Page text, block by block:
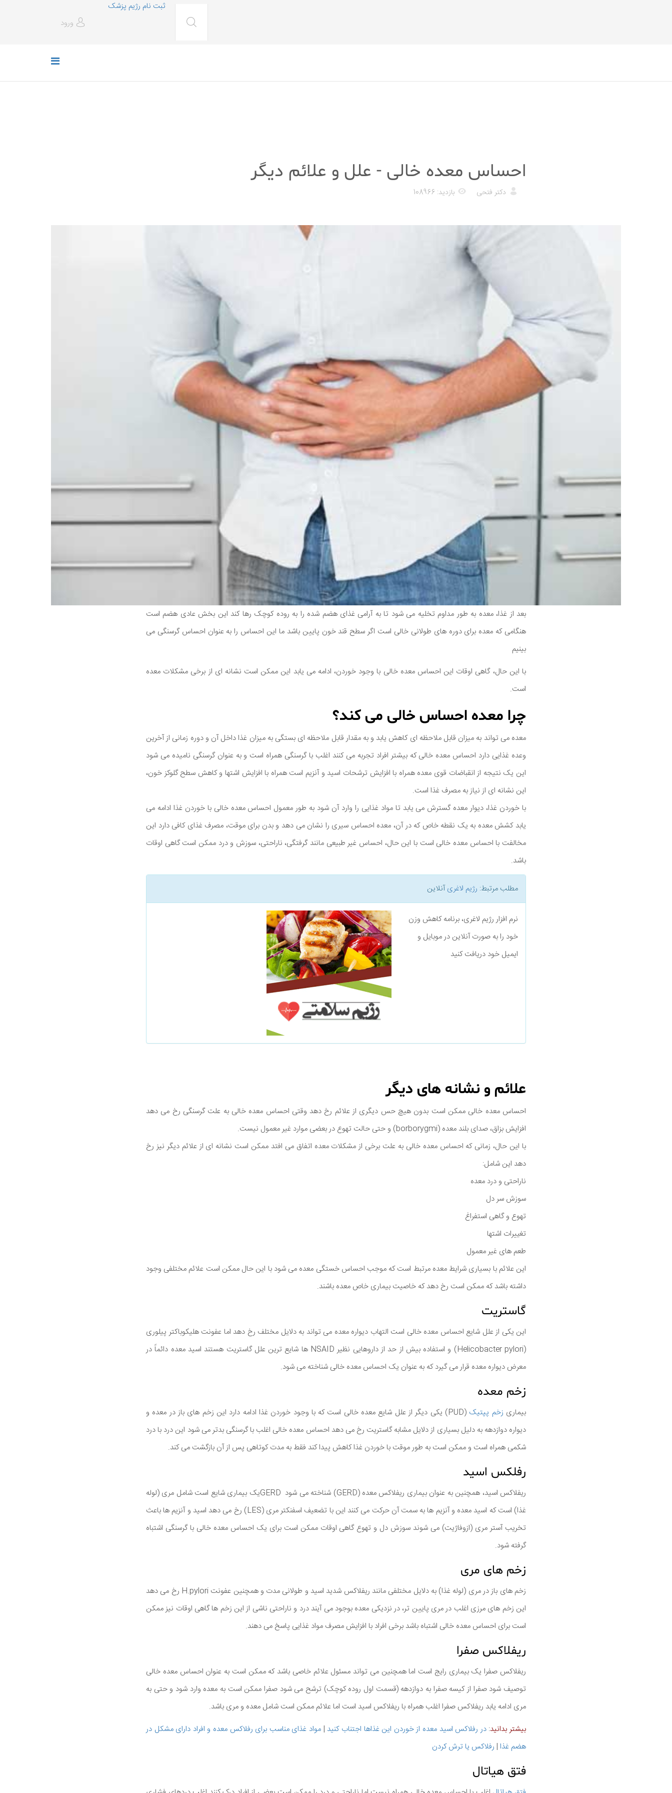
ثبت نام رژیم پزشک
ورود
احساس معده خالی - علل و علائم دیگر
دکتر فتحی بازدید: 108966
بعد از غذا، معده به طور مداوم تخلیه می شود تا به آرامی غذای هضم شده را به روده کوچک رها کند این بخش عادی هضم است
هنگامی که معده برای دوره های طولانی خالی است اگر سطح قند خون پایین باشد ما این احساس را به عنوان احساس گرسنگی می
بینیم
با این حال، گاهی اوقات این احساس معده خالی با وجود خوردن، ادامه می یابد این ممکن است نشانه ای از برخی مشکلات معده
است.
چرا معده احساس خالی می کند؟
معده می تواند به میزان قابل ملاحظه ای کاهش یابد و به مقدار قابل ملاحظه ای بستگی به میزان غذا داخل آن و دوره زمانی از آخرین
وعده غذایی دارد احساس معده خالی که بیشتر افراد تجربه می کنند اغلب با گرسنگی همراه است و به عنوان گرسنگی نامیده می شود
این یک نتیجه از انقباضات قوی معده همراه با افزایش ترشحات اسید و آنزیم است همراه با افزایش اشتها و کاهش سطح گلوکز خون،
این نشانه ای از نیاز به مصرف غذا است.
با خوردن غذا، دیوار معده گسترش می یابد تا مواد غذایی را وارد آن شود به طور معمول احساس معده خالی با خوردن غذا ادامه می
یابد کشش معده به یک نقطه خاص که در آن، معده احساس سیری را نشان می دهد و بدن برای موقت، مصرف غذای کافی دارد این
مخالفت با احساس معده خالی است با این حال، احساس غیر طبیعی مانند گرفتگی، ناراحتی، سوزش و درد ممکن است گاهی اوقات
باشد.
مطلب مرتبط: رژیم لاغریآنلاین
نرم افزار رژیم لاغری، برنامه کاهش وزن
خود را به صورت آنلاین در موبایل و
ایمیل خود دریافت کنید
علائم و نشانه های دیگر
احساس معده خالی ممکن است بدون هیچ حس دیگری از علائم رخ دهد وقتی احساس معده خالی به علت گرسنگی رخ می دهد
افزایش بزاق، صدای بلند معده (borborygmi) و حتی حالت تهوع در بعضی موارد غیر معمول نیست.
با این حال، زمانی که احساس معده خالی به علت برخی از مشکلات معده اتفاق می افتد ممکن است نشانه ای از علائم دیگر نیز رخ
دهد این شامل:
ناراحتی و درد معده
سوزش سر دل
تهوع و گاهی استفراغ
تغییرات اشتها
طعم های غیر معمول
این علائم با بسیاری شرایط معده مرتبط است که موجب احساس خستگی معده می شود با این حال ممکن است علائم مختلفی وجود
داشته باشد که ممکن است رخ دهد که خاصیت بیماری خاص معده باشند.
گاستریت
این یکی از علل شایع احساس معده خالی است التهاب دیواره معده می تواند به دلایل مختلف رخ دهد اما عفونت هلیکوباکتر پیلوری
(Helicobacter pylori) و استفاده بیش از حد از داروهایی نظیر NSAID ها شایع ترین علل گاستریت هستند اسید معده دائماً در
معرض دیواره معده قرار می گیرد که به عنوان یک احساس معده خالی شناخته می شود.
زخم معده
بیماری زخم پپتیک
(PUD) یکی دیگر از علل شایع معده خالی است که با وجود خوردن غذا ادامه دارد این زخم های باز در معده و
دیواره دوازدهه به دلیل بسیاری از دلایل مشابه گاستریت رخ می دهد احساس معده خالی اغلب با گرسنگی بدتر می شود این درد با درد
شکمی همراه است و ممکن است به طور موقت با خوردن غذا کاهش پیدا کند فقط به مدت کوتاهی پس از آن بازگشت می کند.
رفلکس اسید
ریفلاکس اسید، همچنین به عنوان بیماری ریفلاکس معده (GERD) شناخته می شود GERDیک بیماری شایع است شامل مری (لوله
غذا) است که اسید معده و آنزیم ها به سمت آن حرکت می کنند این با تضعیف اسفنکتر مری (LES) رخ می دهد اسید و آنزیم ها باعث
تخریب آستر مری (ازوفاژیت) می شوند سوزش دل و تهوع گاهی اوقات ممکن است برای یک احساس معده خالی با گرسنگی اشتباه
گرفته شود.
زخم های مری
زخم های باز در مری (لوله غذا) به دلایل مختلفی مانند ریفلاکس شدید اسید و طولانی مدت و همچنین عفونت H.pylori رخ می دهد
این زخم های مرزی اغلب در مری پایین تر، در نزدیکی معده بوجود می آیند درد و ناراحتی ناشی از این زخم ها گاهی اوقات نیز ممکن
است برای احساس معده خالی اشتباه باشد برخی افراد با افزایش مصرف مواد غذایی پاسخ می دهند.
ریفلاکس صفرا
ریفلاکس صفرا یک بیماری رایج است اما همچنین می تواند مسئول علائم خاصی باشد که ممکن است به عنوان احساس معده خالی
توصیف شود صفرا از کیسه صفرا به دوازدهه (قسمت اول روده کوچک) ترشح می شود صفرا ممکن است به معده وارد شود و حتی به
مری ادامه یابد ریفلاکس صفرا اغلب همراه با ریفلاکس اسید است اما علائم ممکن است شامل معده و مری باشد.
بیشتر بدانید:در رفلاکس اسید معده از خوردن این غذاها اجتناب کنید| مواد غذای مناسب برای رفلاکس معده و افراد دارای مشکل در
هضم غذا | رفلاکس یا ترش کردن
فتق هیاتال